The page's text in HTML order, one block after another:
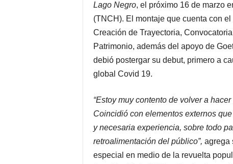
Lago Negro, el próximo 16 de marzo
(TNCH). El montaje que cuenta con
Creación de Trayectoria,
Patrimonio, además del apoyo de
debió postergar su debut, primero a
global Covid 19.
“Estoy muy contento de volver a
Coincidió con elementos externos
y necesaria experiencia, sobre todo
retroalimentación del público”, agrega
especial en medio de la revuelta